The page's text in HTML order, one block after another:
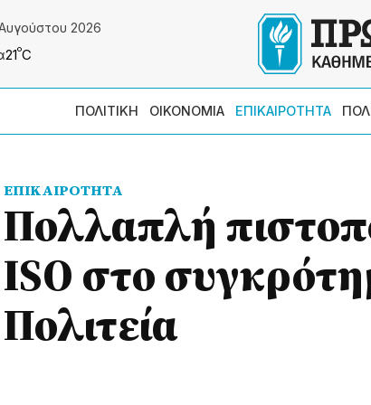
2026
21ºC
ΠΟΛΙΤΙΚΗ ΟΙΚΟΝΟΜΙΑ ΕΠΙΚΑΙΡΟΤΗΤΑ
ΕΠΙΚΑΙΡΟΤΗΤΑ
Πολλαπλή
ISO στο
Πολιτεία